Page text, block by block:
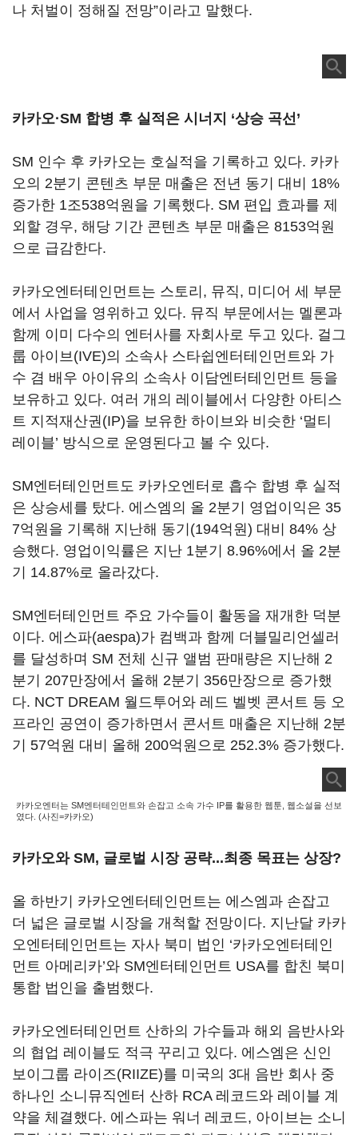
나 처벌이 정해질 전망”이라고 말했다.
카카오·SM 합병 후 실적은 시너지 ‘상승 곡선’
SM 인수 후 카카오는 호실적을 기록하고 있다. 카카
오의 2분기 콘텐츠 부문 매출은 전년 동기 대비 18%
증가한 1조538억원을 기록했다. SM 편입 효과를 제
외할 경우, 해당 기간 콘텐츠 부문 매출은 8153억원
으로 급감한다.
카카오엔터테인먼트는 스토리, 뮤직, 미디어 세 부문
에서 사업을 영위하고 있다. 뮤직 부문에서는 멜론과
함께 이미 다수의 엔터사를 자회사로 두고 있다. 걸그
룹 아이브(IVE)의 소속사 스타쉽엔터테인먼트와 가
수 겸 배우 아이유의 소속사 이담엔터테인먼트 등을
보유하고 있다. 여러 개의 레이블에서 다양한 아티스
트 지적재산권(IP)을 보유한 하이브와 비슷한 ‘멀티
레이블’ 방식으로 운영된다고 볼 수 있다.
SM엔터테인먼트도 카카오엔터로 흡수 합병 후 실적
은 상승세를 탔다. 에스엠의 올 2분기 영업이익은 35
7억원을 기록해 지난해 동기(194억원) 대비 84% 상
승했다. 영업이익률은 지난 1분기 8.96%에서 올 2분
기 14.87%로 올라갔다.
SM엔터테인먼트 주요 가수들이 활동을 재개한 덕분
이다. 에스파(aespa)가 컴백과 함께 더블밀리언셀러
를 달성하며 SM 전체 신규 앨범 판매량은 지난해 2
분기 207만장에서 올해 2분기 356만장으로 증가했
다. NCT DREAM 월드투어와 레드 벨벳 콘서트 등 오
프라인 공연이 증가하면서 콘서트 매출은 지난해 2분
기 57억원 대비 올해 200억원으로 252.3% 증가했다.
카카오엔터는 SM엔터테인먼트와 손잡고 소속 가수 IP를 활용한 웹툰, 웹소설을 선보
였다. (사진=카카오)
카카오와 SM, 글로벌 시장 공략...최종 목표는 상장?
올 하반기 카카오엔터테인먼트는 에스엠과 손잡고
더 넓은 글로벌 시장을 개척할 전망이다. 지난달 카카
오엔터테인먼트는 자사 북미 법인 ‘카카오엔터테인
먼트 아메리카’와 SM엔터테인먼트 USA를 합친 북미
통합 법인을 출범했다.
카카오엔터테인먼트 산하의 가수들과 해외 음반사와
의 협업 레이블도 적극 꾸리고 있다. 에스엠은 신인
보이그룹 라이즈(RIIZE)를 미국의 3대 음반 회사 중
하나인 소니뮤직엔터 산하 RCA 레코드와 레이블 계
약을 체결했다. 에스파는 워너 레코드, 아이브는 소니